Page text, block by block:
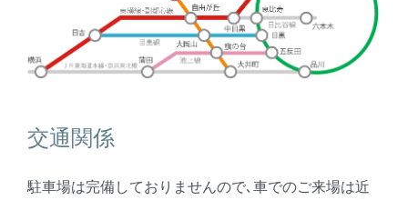
交通関係
駐車場は完備しておりませんので､車でのご来場は近